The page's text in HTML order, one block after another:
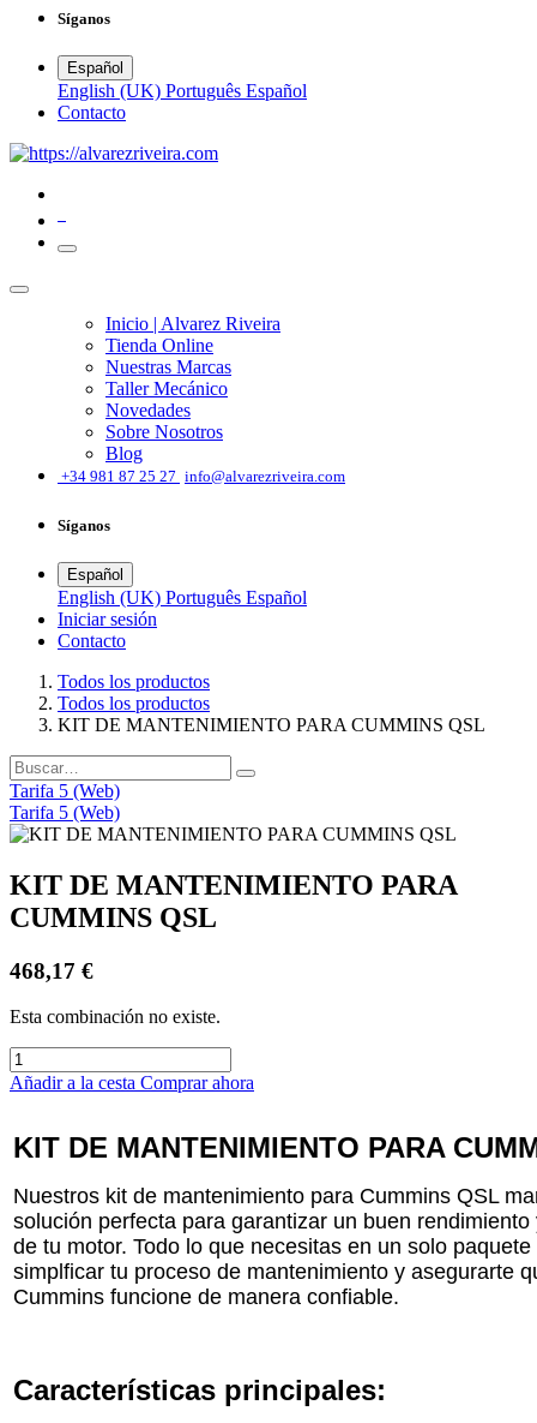
Síganos
Español
English (UK) Português Español
​Contacto
Inicio | Alvarez Riveira
Tienda Online
Nuestras Marcas
Taller Mecánico
Novedades
Sobre Nosotros
Blog
+34 981 87 25 27 info@alvarezriveira.com
Síganos
Español
English (UK) Português Español
Iniciar sesión
​Contacto
Todos los productos
Todos los productos
KIT DE MANTENIMIENTO PARA CUMMINS QSL
Tarifa 5 (Web)
Tarifa 5 (Web)
KIT DE MANTENIMIENTO PARA
CUMMINS QSL
468,17 €
Esta combinación no existe.
Añadir a la cesta Comprar ahora
KIT DE MANTENIMIENTO PARA
Nuestros kit de mantenimiento para Cummins QSL
solución perfecta para garantizar un buen rendimiento
de tu motor. Todo lo que necesitas en un solo paquete
simplficar tu proceso de mantenimiento y asegurarte
Cummins funcione de manera confiable.
Características principales: